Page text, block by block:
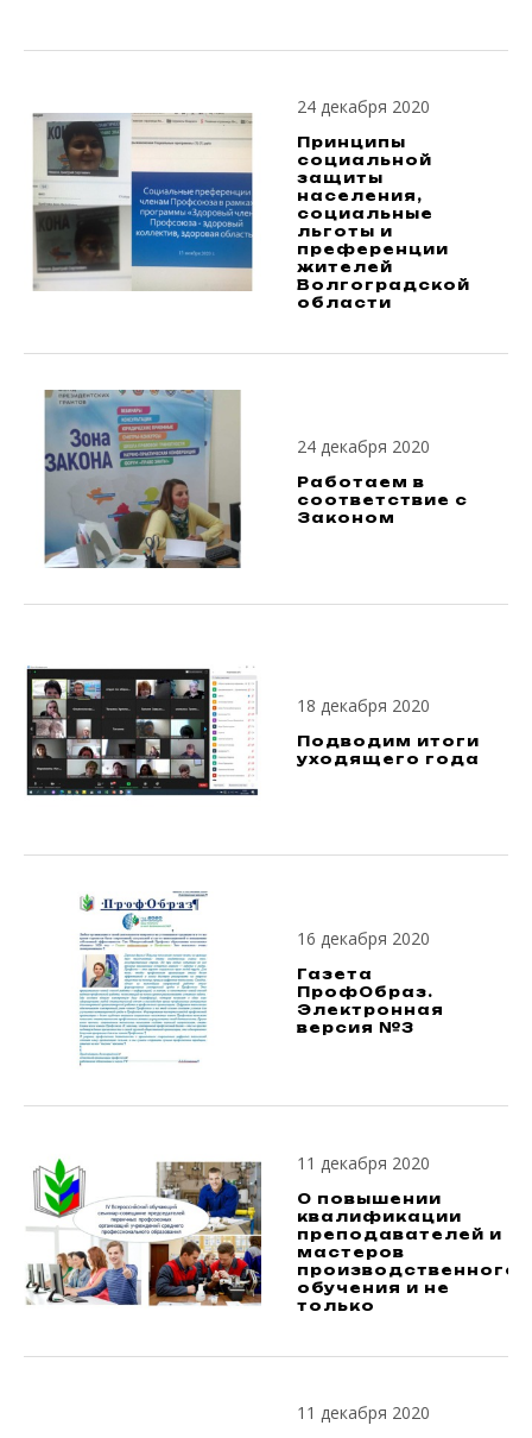
24 декабря 2020
Принципы
социальной
защиты
населения,
социальные
льготы и
преференции
жителей
Волгоградской
области
24 декабря 2020
Работаем в
соответствие с
Законом
18 декабря 2020
Подводим итоги
уходящего года
16 декабря 2020
Газета
ПрофОбраз.
Электронная
версия №3
11 декабря 2020
О повышении
квалификации
преподавателей и
мастеров
производственного
обучения и не
только
11 декабря 2020